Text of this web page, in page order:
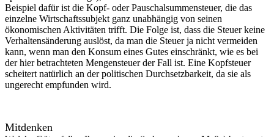
Beispiel dafür ist die Kopf- oder Pauschalsummensteuer, die das
einzelne Wirtschaftssubjekt ganz unabhängig von seinen
ökonomischen Aktivitäten trifft. Die Folge ist, dass die Steuer keine
Verhaltensänderung auslöst, da man die Steuer ja nicht vermeiden
kann, wenn man den Konsum eines Gutes einschränkt, wie es bei
der hier betrachteten Mengensteuer der Fall ist. Eine Kopfsteuer
scheitert natürlich an der politischen Durchsetzbarkeit, da sie als
ungerecht empfunden wird.
Mitdenken